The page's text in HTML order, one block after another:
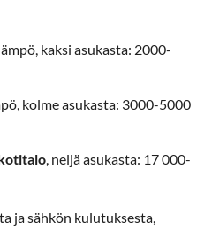
kaksi asukasta: 2000-
kolme asukasta: 3000-5000
, neljä asukasta: 17 000-
ja sähkön kulutuksesta,